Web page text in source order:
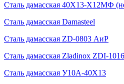
Сталь дамасская 40Х13-Х12МФ
Сталь дамасская Damasteel
Сталь дамасская ZD-0803 АиР
Сталь дамасская Zladinox ZDI-
Сталь дамасская У10А-40Х13